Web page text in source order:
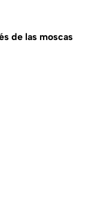
de las moscas